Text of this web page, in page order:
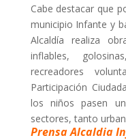
Cabe destacar que
municipio Infante y
Alcaldía realiza
inflables,
recreadores
Participación
los niños pasen
sectores, tanto
Prensa Alcaldia